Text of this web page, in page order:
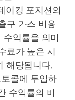
이킹 포지션의
구 가스 비용
익률을 의미
료가 높은 시
해당됩니다.
콜에 투입하
수익률의 비